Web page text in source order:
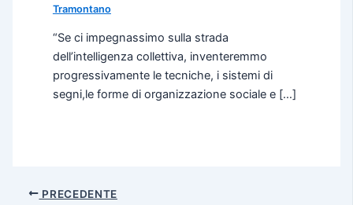
Tramontano
“Se ci impegnassimo sulla strada
dell’intelligenza collettiva, inventeremmo
progressivamente le tecniche, i sistemi di
segni,le forme di organizzazione sociale e […]
PRECEDENTE